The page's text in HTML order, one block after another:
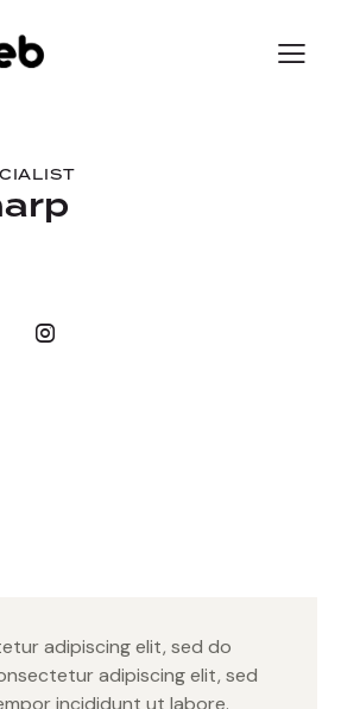
adipiscing elit, sed do
adipiscing elit, sed
incididunt ut labore.